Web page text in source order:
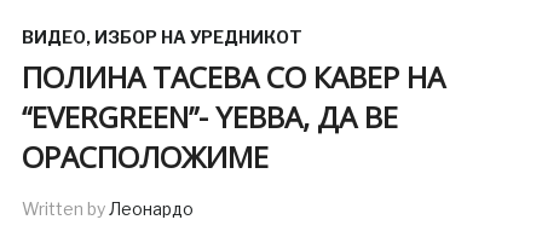
ВИДЕО, ИЗБОР НА УРЕДНИКОТ
ПОЛИНА ТАСЕВА СО КАВЕР НА
“EVERGREEN”- YEBBA, ДА ВЕ
ОРАСПОЛОЖИМЕ
Written byЛеонардо